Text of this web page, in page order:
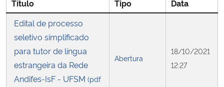
Secretaria-Geral
Secretaria de Governo
Gabinete de Segurança Institucional
Título Tipo
Data
Edital de processo
seletivo simplificado
para tutor de língua
estrangeira da Rede
Andifes-IsF - UFSM (pdf
Abertura
18/10/2021
12:27